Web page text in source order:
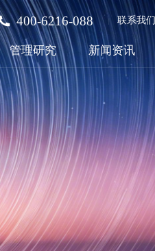
400-6216-088 联系我们
管理研究 新闻资讯